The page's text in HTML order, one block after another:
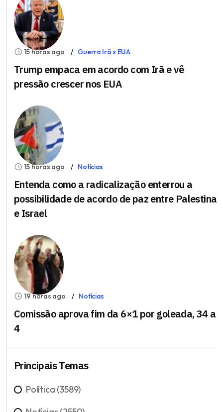
15 horas ago Guerra Irã x EUA
Trump empaca em acordo com Irã e vê
pressão crescer nos EUA
15 horas ago Notícias
Entenda como a radicalização enterrou a
possibilidade de acordo de paz entre Palestina
e Israel
19 horas ago Notícias
Comissão aprova fim da 6×1 por goleada, 34 a
4
Principais Temas
Política (3589)